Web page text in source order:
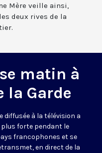
Mère veille ainsi,
deux rives de la
matin à
la Garde
diffusée à la télévision a
plus forte pendant le
francophones et se
en direct de la